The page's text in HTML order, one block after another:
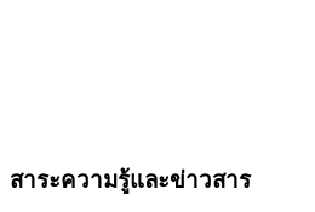
สาระความรู้และข่าวสาร